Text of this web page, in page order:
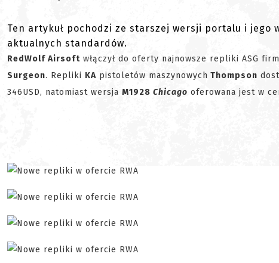
Ten artykuł pochodzi ze starszej wersji portalu i jego
aktualnych standardów.
RedWolf Airsoft włączył do oferty najnowsze repliki ASG firm
Surgeon. Repliki KA pistoletów maszynowych Thompson
346USD, natomiast wersja M1928 Chicago oferowana jest w